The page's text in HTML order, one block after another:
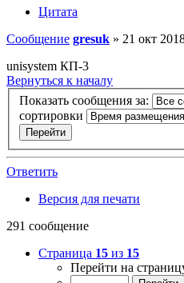
Цитата
Сообщение gresuk » 21 окт
unisystem КП-3
Вернуться к началу
Показать сообщения за:
сортировки
Ответить
Версия для печати
291 сообщение
Страница 15 из 15
Перейти на